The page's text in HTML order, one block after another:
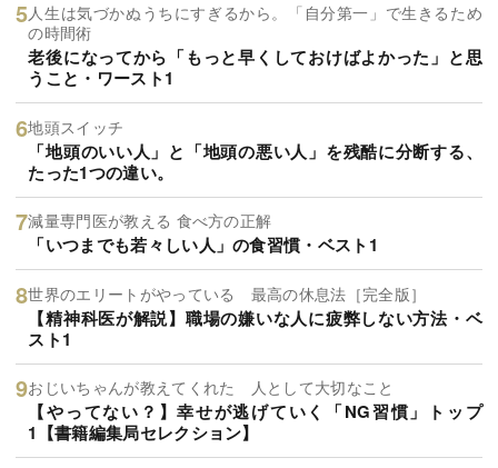
人生は気づかぬうちにすぎるから。「自分第一」で生きるため
の時間術
老後になってから「もっと早くしておけばよかった」と思
うこと・ワースト1
地頭スイッチ
「地頭のいい人」と「地頭の悪い人」を残酷に分断する、
たった1つの違い。
減量専門医が教える 食べ方の正解
「いつまでも若々しい人」の食習慣・ベスト1
世界のエリートがやっている 最高の休息法［完全版］
【精神科医が解説】職場の嫌いな人に疲弊しない方法・ベ
スト1
おじいちゃんが教えてくれた 人として大切なこと
【やってない？】幸せが逃げていく「NG習慣」トップ
1【書籍編集局セレクション】